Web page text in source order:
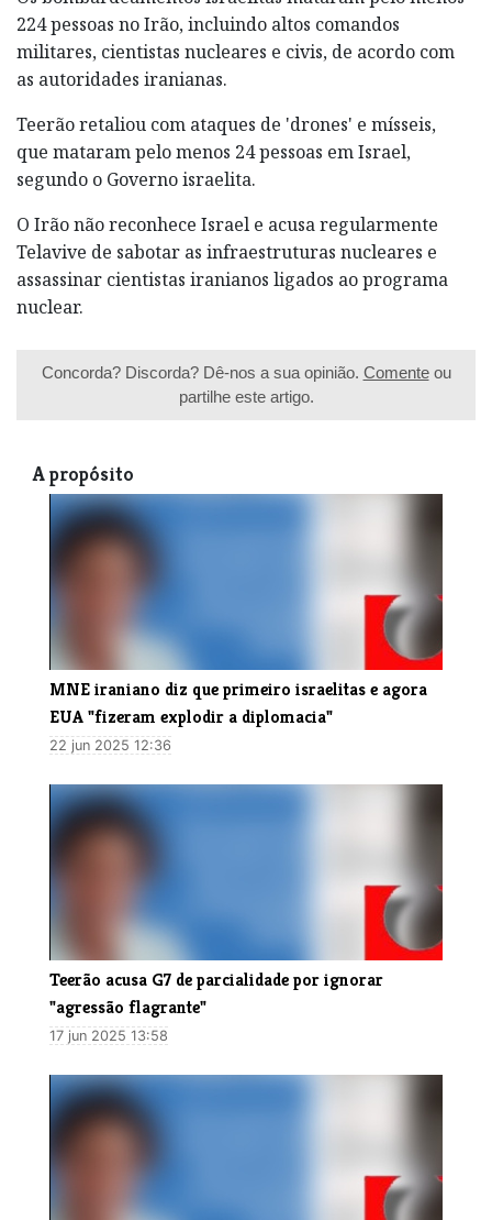
224 pessoas no Irão, incluindo altos comandos
militares, cientistas nucleares e civis, de acordo com
as autoridades iranianas.
Teerão retaliou com ataques de 'drones' e mísseis,
que mataram pelo menos 24 pessoas em Israel,
segundo o Governo israelita.
O Irão não reconhece Israel e acusa regularmente
Telavive de sabotar as infraestruturas nucleares e
assassinar cientistas iranianos ligados ao programa
nuclear.
Concorda? Discorda? Dê-nos a sua opinião. Comenteou
partilhe este artigo.
A propósito
MNE iraniano diz que primeiro israelitas e agora
EUA "fizeram explodir a diplomacia"
22 jun 2025 12:36
Teerão acusa G7 de parcialidade por ignorar
"agressão flagrante"
17 jun 2025 13:58